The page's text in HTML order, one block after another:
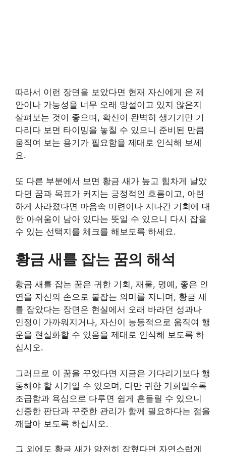
따라서 이런 장면을 보았다면 현재 자신에게 온 제
안이나 가능성을 너무 오래 망설이고 있지 않은지
살펴보는 것이 좋으며, 확신이 완벽히 생기기만 기
다리다 보면 타이밍을 놓칠 수 있으니 준비된 만큼
움직여 보는 용기가 필요함을 제대로 인식해 보세
요.
또 다른 부분에서 보면 황금 새가 높고 힘차게 날았
다면 꿈과 목표가 커지는 긍정적인 흐름이고, 아련
하게 사라졌다면 마음속 미련이나 지나간 기회에 대
한 아쉬움이 남아 있다는 뜻일 수 있으니 다시 잡을
수 있는 선택지를 체크를 해보도록 하세요.
황금 새를 잡는 꿈의 해석
황금 새를 잡는 꿈은 귀한 기회, 재물, 명예, 좋은 인
연을 자신의 손으로 붙잡는 의미를 지니며, 황금 새
를 잡았다는 장면은 현실에서 오래 바라던 성과나
인정이 가까워지거나, 자신이 능동적으로 움직여 행
운을 현실화할 수 있음을 제대로 인식해 보도록 하
십시오.
그러므로 이 꿈을 꾸었다면 지금은 기다리기보다 행
동해야 할 시기일 수 있으며, 다만 귀한 기회일수록
조급함과 욕심으로 다루면 쉽게 흔들릴 수 있으니
신중한 판단과 꾸준한 관리가 함께 필요하다는 점을
깨달아 보도록 하십시오.
그 외에도 황금 새가 얌전히 잡혔다면 자연스럽게